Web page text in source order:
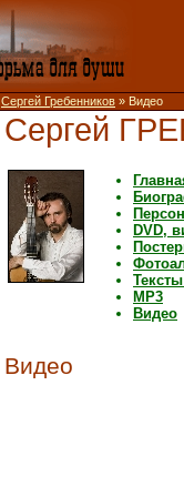
Сергей Гребенников » Видео
Сергей
DVD,
MP3
Видео
Видео